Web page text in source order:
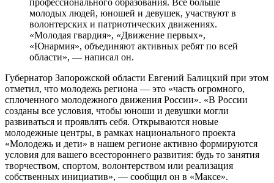
профессионального образования. Все больше
молодых людей, юношей и девушек, участвуют в
волонтерских и патриотических движениях.
«Молодая гвардия», «Движение первых»,
«Юнармия», объединяют активных ребят по всей
области», — написал он.
Губернатор Запорожской области Евгений Балицкий при этом
отметил, что молодежь региона — это «часть огромного,
сплоченного молодежного движения России». «В России
созданы все условия, чтобы юноши и девушки могли
развиваться и проявлять себя. Открываются новые
молодежные центры, в рамках национального проекта
«Молодежь и дети» в нашем регионе активно формируются
условия для вашего всестороннего развития: будь то занятия
творчеством, спортом, волонтерством или реализация
собственных инициатив», — сообщил он в «Максе».